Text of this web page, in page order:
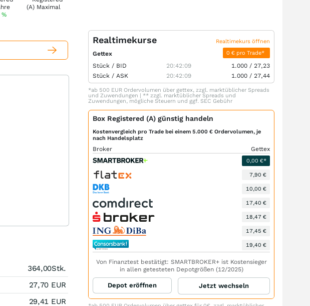
%
364,00Stk.
27,70 EUR
29,41 EUR
Realtimekurse Realtimekurs öffnen
Gettex 0 € pro Trade*
Stück / BID 20:42:09 1.000 / 27,23
Stück / ASK 20:42:09 1.000 / 27,44
*ab 500 EUR Ordervolumen über gettex, zzgl. marktüblicher Spreads
und Zuwendungen | ** zzgl. marktüblicher Spreads und
Zuwendungen, mögliche Steuern und ggf. SEC Gebühr
Box Registered (A) günstig handeln
Kostenvergleich pro Trade bei einem 5.000 € Ordervolumen, je
nach Handelsplatz
Broker Gettex
0,00 €*
7,90 €
10,00 €
17,40 €
18,47 €
17,45 €
19,40 €
Von Finanztest bestätigt: SMARTBROKER+ ist Kostensieger
in allen getesteten Depotgrößen (12/2025)
Depot eröffnen Jetzt wechseln